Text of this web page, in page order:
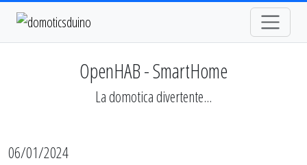
OpenHAB - SmartHome
La domotica divertente...
06/01/2024